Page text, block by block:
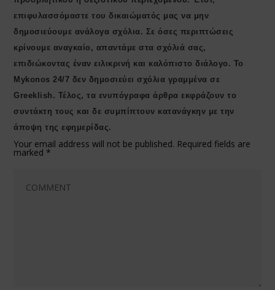
επιφυλασσόμαστε του δικαιώματός μας να μην
δημοσιεύουμε ανάλογα σχόλια. Σε όσες περιπτώσεις
κρίνουμε αναγκαίο, απαντάμε στα σχόλιά σας,
επιδιώκοντας έναν ειλικρινή και καλόπιστο διάλογο. Το
Μykonos 24/7 δεν δημοσιεύει σχόλια γραμμένα σε
Greeklish. Τέλος, τα ενυπόγραφα άρθρα εκφράζουν το
συντάκτη τους και δε συμπίπτουν κατανάγκην με την
άποψη της εφημερίδας.
Your email address will not be published. Required fields are
marked *